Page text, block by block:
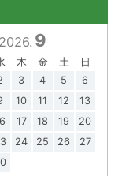
2026. 9
木 金 土
日
3 4 5
6
10 11 12
13
17 18 19
20
24 25 26
27